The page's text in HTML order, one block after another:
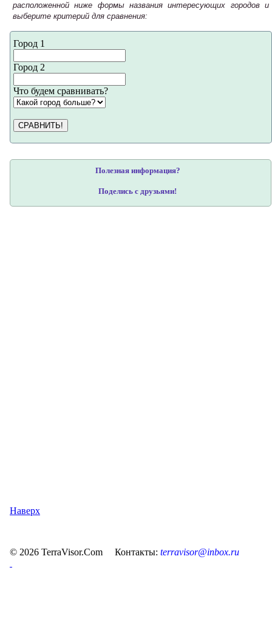
расположенной ниже формы названия интересующих городов и
выберите критерий для сравнения:
Город 1
Город 2
Что будем сравнивать?
СРАВНИТЬ!
Полезная информация?
Поделись с друзьями!
Наверх
© 2026 TerraVisor.Com Контакты: terravisor@inbox.ru